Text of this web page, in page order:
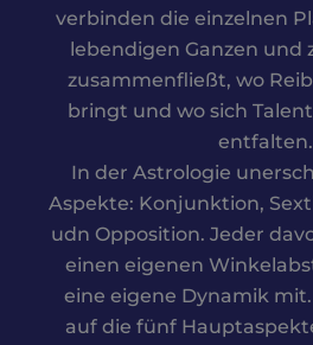
verbinden die einzelnen
lebendigen Ganzen und
zusammenfließt, wo
bringt und wo sich
entfalten.
In der Astrologie
Aspekte: Konjunktion,
udn Opposition. Jeder
einen eigenen
eine eigene Dynamik
auf die fünf